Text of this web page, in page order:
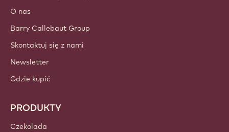
O nas
Barry Callebaut Group
Skontaktuj się z nami
Newsletter
Gdzie kupić
PRODUKTY
Czekolada